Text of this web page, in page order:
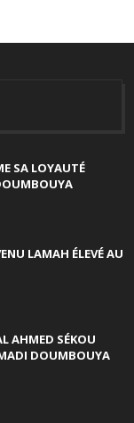
SA LOYAUTÉ
LAMAH ÉLEVÉ AU
AHMED SÉKOU
DOUMBOUYA